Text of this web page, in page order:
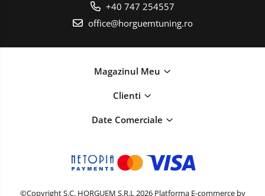
+40 747 254557
office@horguemtuning.ro
Magazinul Meu
Clienti
Date Comerciale
©Copyright S.C. HORGUEM S.R.L 2026 Platforma E-commerce by